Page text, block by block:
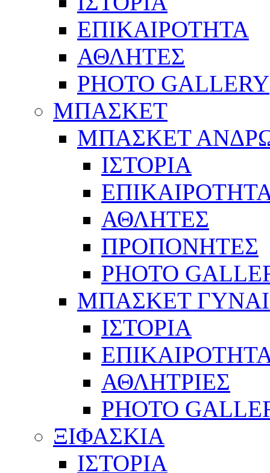
ΕΠΙΚΑΙΡΟΤΗΤΑ
ΑΘΛΗΤΕΣ
PHOTO GALLERY
ΜΠΑΣΚΕΤ
ΜΠΑΣΚΕΤ
ΙΣΤΟΡΙΑ
ΑΘΛΗΤΕΣ
ΠΡΟΠΟΝΗΤΕΣ
PHOTO
ΜΠΑΣΚΕΤ
ΙΣΤΟΡΙΑ
ΑΘΛΗΤΡΙΕΣ
PHOTO
ΞΙΦΑΣΚΙΑ
ΙΣΤΟΡΙΑ